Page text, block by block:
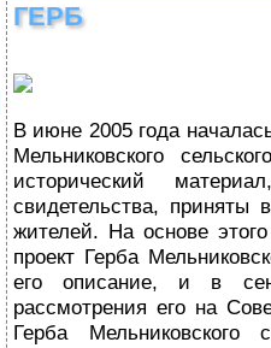
ГЕРБ
В июне 2005 года
Мельниковского
исторический
свидетельства, приняты
жителей. На основе
проект Герба
его описание, и в
рассмотрения его на
Герба Мельниковского